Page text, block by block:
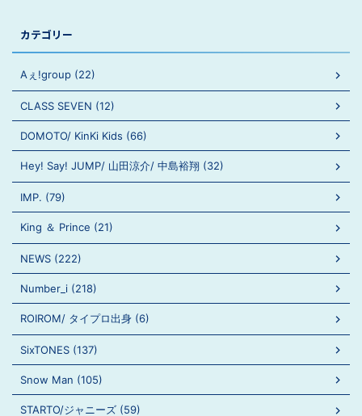
カテゴリー
Aぇ!group (22)
CLASS SEVEN (12)
DOMOTO/ KinKi Kids (66)
Hey! Say! JUMP/ 山田涼介/ 中島裕翔 (32)
IMP. (79)
King ＆ Prince (21)
NEWS (222)
Number_i (218)
ROIROM/ タイプロ出身 (6)
SixTONES (137)
Snow Man (105)
STARTO/ジャニーズ (59)